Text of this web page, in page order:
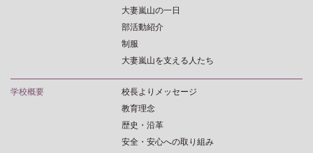
大妻嵐山の一日
部活動紹介
制服
大妻嵐山を支える人たち
学校概要
校長よりメッセージ
教育理念
歴史・沿革
安全・安心への取り組み